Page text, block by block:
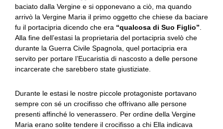
baciato dalla Vergine e si opponevano a ciò, ma quando
arrivò la Vergine Maria il primo oggetto che chiese da baciare
fu il portacipria dicendo che era “qualcosa di Suo Figlio”
Alla fine dell’estasi la proprietaria del portacipria svelò che
durante la Guerra Civile Spagnola, quel portacipria era
servito per portare l’Eucaristia di nascosto a delle persone
incarcerate che sarebbero state giustiziate.
Durante le estasi le nostre piccole protagoniste portavano
sempre con sé un crocifisso che offrivano alle persone
presenti affinché lo venerassero. Per ordine della Vergine
Maria erano solite tendere il crocifisso a chi Ella indicava